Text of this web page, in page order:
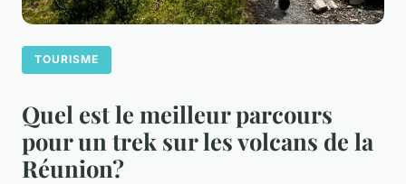
TOURISME
Quel est le meilleur parcours
pour un trek sur les volcans de la
Réunion?